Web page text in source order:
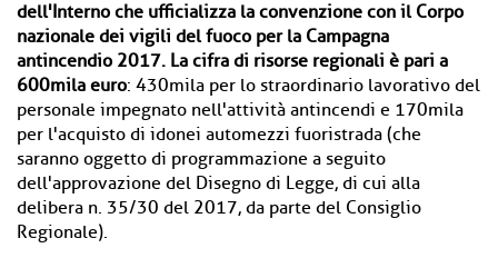
dell'Interno che ufficializza la convenzione con il Corpo
nazionale dei vigili del fuoco per la Campagna
antincendio 2017. La cifra di risorse regionali è pari a
600mila euro: 430mila per lo straordinario lavorativo del
personale impegnato nell'attività antincendi e 170mila
per l'acquisto di idonei automezzi fuoristrada (che
saranno oggetto di programmazione a seguito
dell'approvazione del Disegno di Legge, di cui alla
delibera n. 35/30 del 2017, da parte del Consiglio
Regionale).